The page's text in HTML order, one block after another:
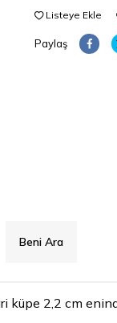
Listeye Ekle
Paylaş
Beni Ara
2,2 cm